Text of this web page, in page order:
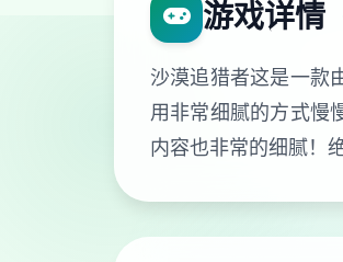
游戏详情
沙漠追猎者这是一款
用非常细腻的方式慢
内容也非常的细腻！